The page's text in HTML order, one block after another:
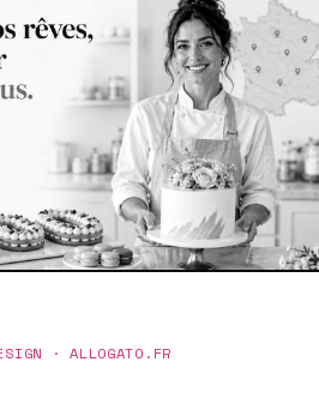
· ALLOGATO.FR